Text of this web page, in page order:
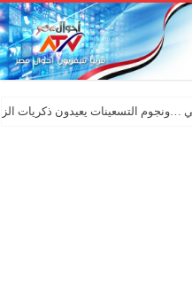
التسعينات يعيدون ذكريات